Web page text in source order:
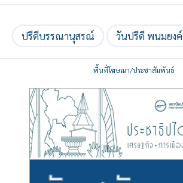
ปรีดีบรรณานุสรณ์ วันปรีดี พนมยงค์
พื้นที่โฆษณา/ประชาสัมพันธ์